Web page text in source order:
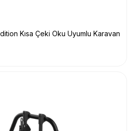
Kısa Çeki Oku Uyumlu Karavan